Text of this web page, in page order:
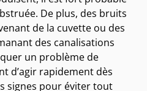
De plus, des bruits
de la cuvette ou des
des canalisations
un problème de
d’agir rapidement dès
signes pour éviter tout